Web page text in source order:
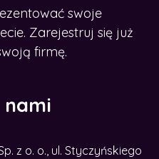
swoje
Zarejestruj się już
firmę.
z o. o., ul. Styczyńskiego